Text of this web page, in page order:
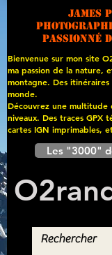
James
passionné
Bienvenue sur mon site
ma passion de la nature,
montagne. Des
monde.
Découvrez une
niveaux. Des traces GPX
cartes IGN imprimables,
Les "3000"
O2